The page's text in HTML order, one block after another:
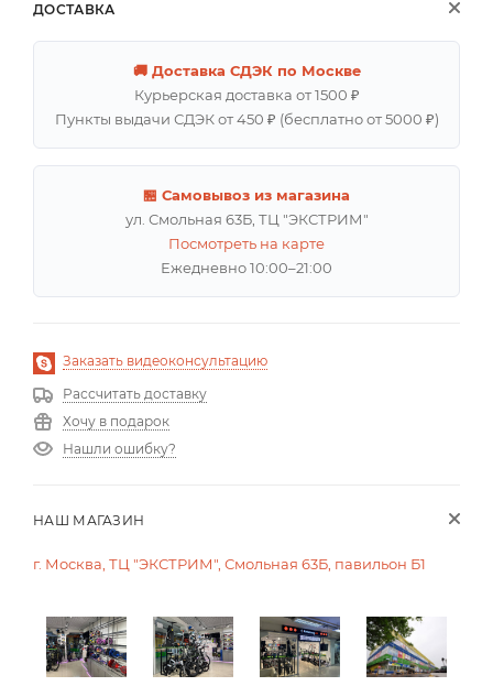
ДОСТАВКА
🚚 Доставка СДЭК по Москве
Курьерская доставка от 1500 ₽
Пункты выдачи СДЭК от 450 ₽ (бесплатно от 5000 ₽)
🏪 Самовывоз из магазина
ул. Смольная 63Б, ТЦ "ЭКСТРИМ"
Посмотреть на карте
Ежедневно 10:00–21:00
Заказать видеоконсультацию
Рассчитать доставку
Хочу в подарок
Нашли ошибку?
НАШ МАГАЗИН
г. Москва, ТЦ "ЭКСТРИМ", Смольная 63Б, павильон Б1